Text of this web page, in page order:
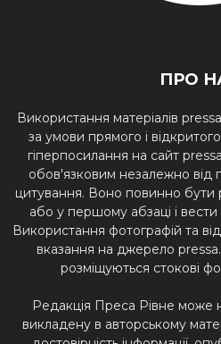
ПРО
Використання матеріалів
за умови прямого і
гіперпосилання на сайт
обов'язковим незалежно від
цитування. Воно повинно бути
або у першому абзаці і
Використання фотографій та
вказання на джерело
розміщуються стокові
Редакція Преса Рівне може
викладену в авторському